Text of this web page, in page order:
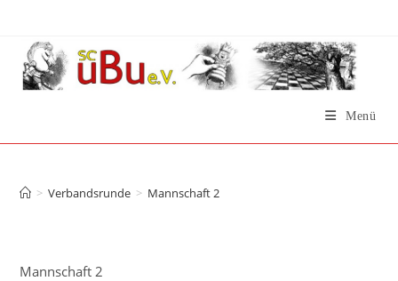
springen
Menü
> Verbandsrunde > Mannschaft 2
Mannschaft 2